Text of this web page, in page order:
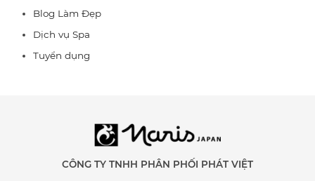
Blog Làm Đẹp
Dịch vụ Spa
Tuyển dụng
CÔNG TY TNHH PHÂN PHỐI PHÁT VIỆT